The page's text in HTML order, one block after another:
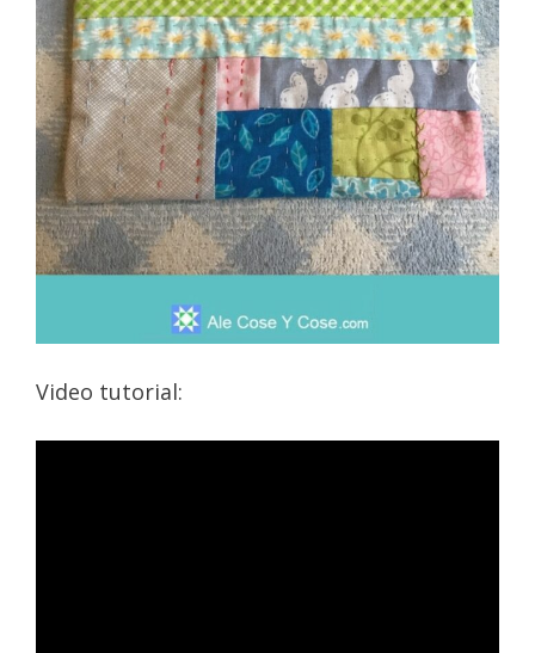
Video tutorial: